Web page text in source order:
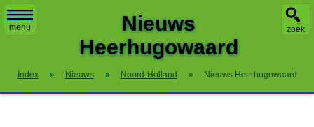
menu zoek
Nieuws
Heerhugowaard
Index » Nieuws » Noord-Holland » Nieuws Heerhugowaard